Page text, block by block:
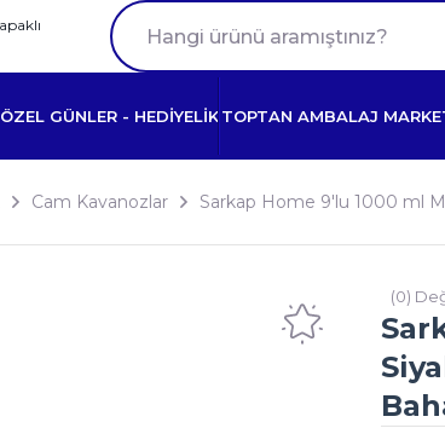
ÖZEL GÜNLER - HEDİYELİK TOPTAN AMBALAJ
Cam Kavanozlar Sarkap Home 9'lu 1000 ml
(0)